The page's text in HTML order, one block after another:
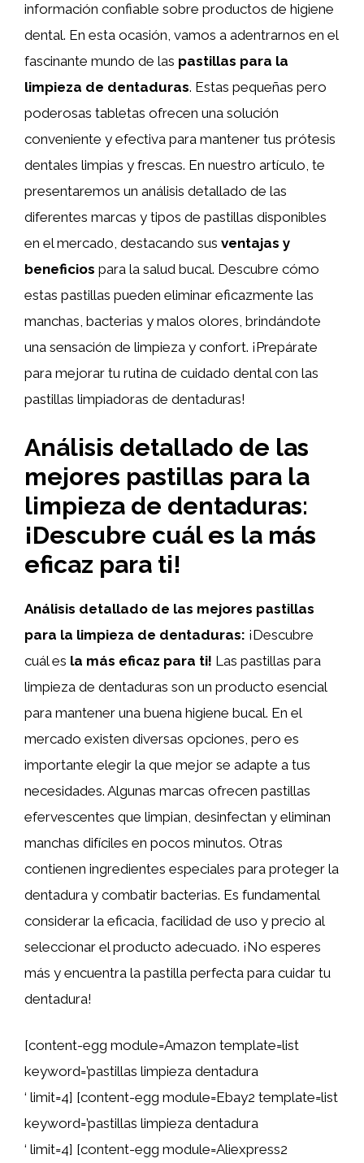
información confiable sobre productos de higiene
dental. En esta ocasión, vamos a adentrarnos en el
fascinante mundo de las pastillas para la
limpieza de dentaduras. Estas pequeñas pero
poderosas tabletas ofrecen una solución
conveniente y efectiva para mantener tus prótesis
dentales limpias y frescas. En nuestro artículo, te
presentaremos un análisis detallado de las
diferentes marcas y tipos de pastillas disponibles
en el mercado, destacando sus ventajas y
beneficios para la salud bucal. Descubre cómo
estas pastillas pueden eliminar eficazmente las
manchas, bacterias y malos olores, brindándote
una sensación de limpieza y confort. ¡Prepárate
para mejorar tu rutina de cuidado dental con las
pastillas limpiadoras de dentaduras!
Análisis detallado de las
mejores pastillas para la
limpieza de dentaduras:
¡Descubre cuál es la más
eficaz para ti!
Análisis detallado de las mejores pastillas
para la limpieza de dentaduras: ¡Descubre
cuál es la más eficaz para ti! Las pastillas para
limpieza de dentaduras son un producto esencial
para mantener una buena higiene bucal. En el
mercado existen diversas opciones, pero es
importante elegir la que mejor se adapte a tus
necesidades. Algunas marcas ofrecen pastillas
efervescentes que limpian, desinfectan y eliminan
manchas difíciles en pocos minutos. Otras
contienen ingredientes especiales para proteger la
dentadura y combatir bacterias. Es fundamental
considerar la eficacia, facilidad de uso y precio al
seleccionar el producto adecuado. ¡No esperes
más y encuentra la pastilla perfecta para cuidar tu
dentadura!
[content-egg module=Amazon template=list
keyword=’pastillas limpieza dentadura
‘ limit=4] [content-egg module=Ebay2 template=list
keyword=’pastillas limpieza dentadura
‘ limit=4] [content-egg module=Aliexpress2